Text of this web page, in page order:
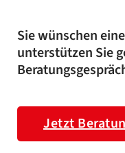
Sie wünschen
unterstützen Sie
Jetzt